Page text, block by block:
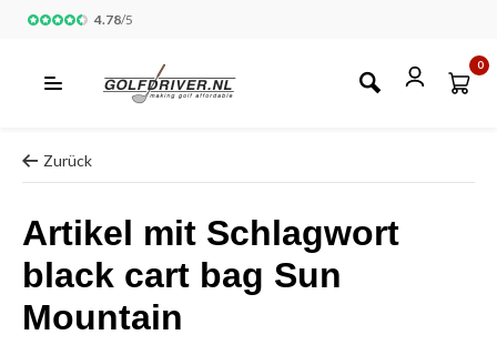
4.78/5
0
Zurück
Artikel mit Schlagwort
black cart bag Sun
Mountain